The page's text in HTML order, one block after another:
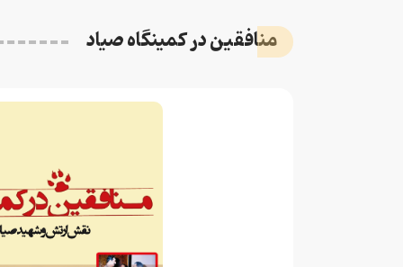
منافقین در کمینگاه صیاد